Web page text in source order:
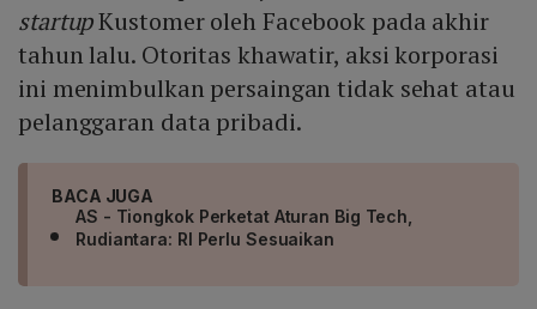
startupKustomer oleh Facebook pada akhir
tahun lalu. Otoritas khawatir, aksi korporasi
ini menimbulkan persaingan tidak sehat atau
pelanggaran data pribadi.
BACA JUGA
AS - Tiongkok Perketat Aturan Big Tech,
Rudiantara: RI Perlu Sesuaikan